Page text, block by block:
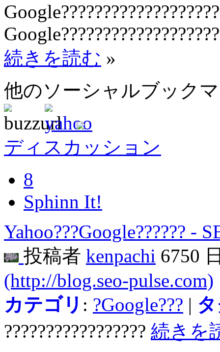
続きを読む »
他のソーシャルブック
ディスカッション
8
Sphinn It!
Yahoo???Google?????? -
投稿者 kenpachi 6750
(http://blog.seo-pulse.com)
カテゴリ : ?Google??? |
????????????????? 続きを